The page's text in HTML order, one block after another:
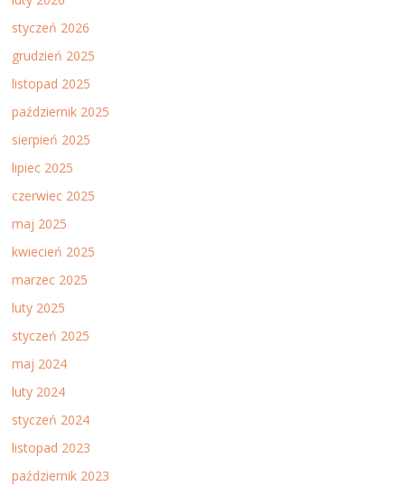
styczeń 2026
grudzień 2025
listopad 2025
październik 2025
sierpień 2025
lipiec 2025
czerwiec 2025
maj 2025
kwiecień 2025
marzec 2025
luty 2025
styczeń 2025
maj 2024
luty 2024
styczeń 2024
listopad 2023
październik 2023